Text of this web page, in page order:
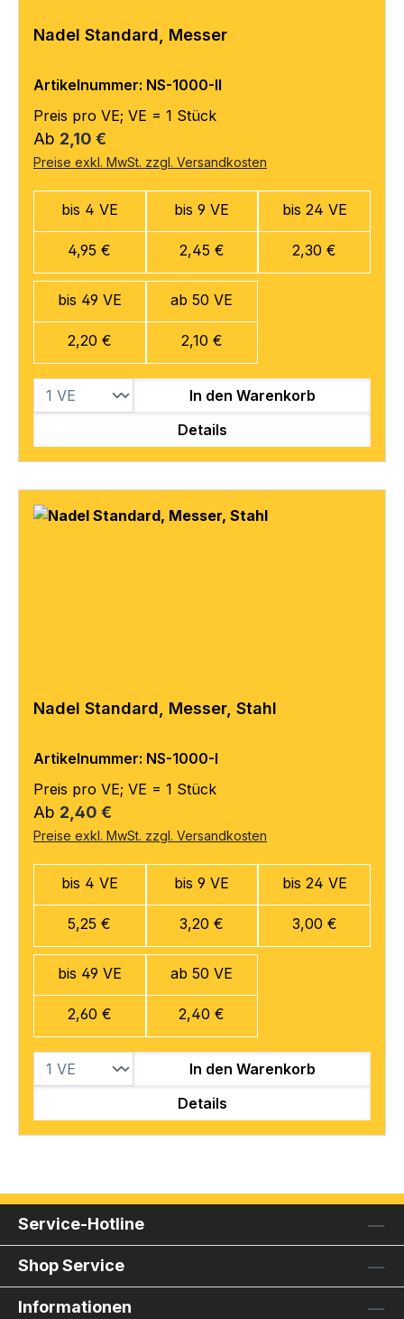
Nadel Standard, Messer
Artikelnummer: NS-1000-II
Preis pro VE; VE = 1 Stück
Regulärer Preis:
Ab 2,10 €
Preise exkl. MwSt. zzgl. Versandkosten
bis 4 VE
4,95 €
bis 9 VE
2,45 €
bis 24 VE
2,30 €
bis 49 VE
2,20 €
ab 50 VE
2,10 €
In den Warenkorb
Details
Nadel Standard, Messer, Stahl
Artikelnummer: NS-1000-I
Preis pro VE; VE = 1 Stück
Regulärer Preis:
Ab 2,40 €
Preise exkl. MwSt. zzgl. Versandkosten
bis 4 VE
5,25 €
bis 9 VE
3,20 €
bis 24 VE
3,00 €
bis 49 VE
2,60 €
ab 50 VE
2,40 €
In den Warenkorb
Details
Service-Hotline
Shop Service
Informationen